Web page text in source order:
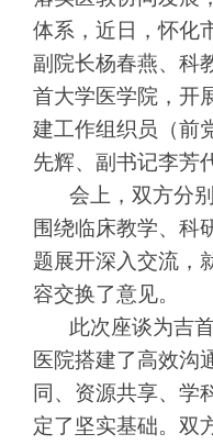
体系，近日，怀化
副院长杨春燕、科
首大学医学院，开
建工作组织员（前
先辉、副书记李芳
会上，双方分
围绕临床教学、科
题展开深入交流，
容交换了意见。
此次座谈为吉
医院搭建了高效沟
同、资源共享、学
定了坚实基础。双